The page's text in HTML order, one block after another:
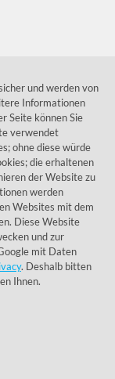
und werden von
Informationen
Seite können Sie
verwendet
ohne diese würde
die erhaltenen
der Website zu
werden
Websites mit dem
Diese Website
und zur
mit Daten
. Deshalb bitten
Ihnen.